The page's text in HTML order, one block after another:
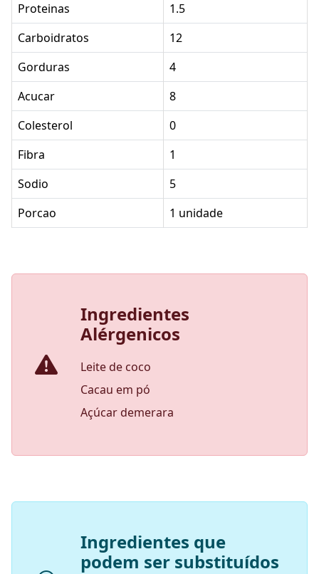
Proteinas
1.5
Carboidratos
12
Gorduras
4
Acucar
8
Colesterol
0
Fibra
1
Sodio
5
Porcao
1 unidade
Ingredientes
Alérgenicos
Leite de coco
Cacau em pó
Açúcar demerara
Ingredientes que
podem ser substituídos